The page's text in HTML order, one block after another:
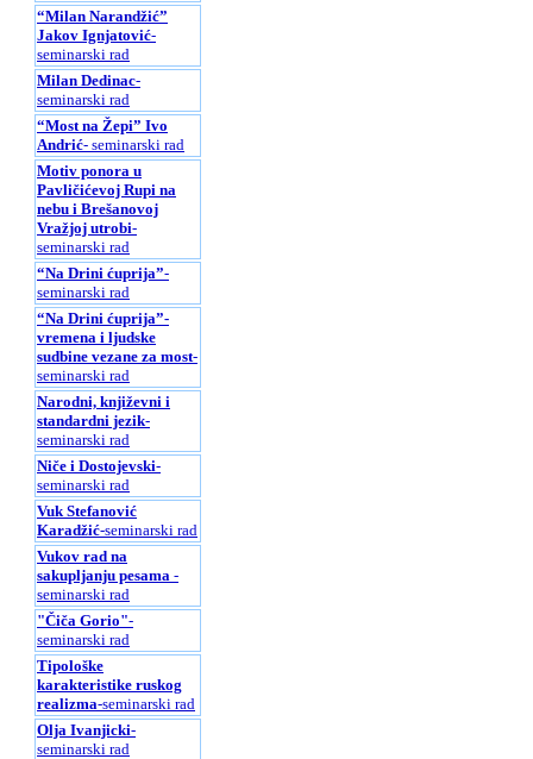
“Milan Narandžić”
Jakov Ignjatović-
seminarski rad
Milan Dedinac-
seminarski rad
“Most na Žepi” Ivo
Andrić- seminarski rad
Motiv ponora u
Pavličićevoj Rupi na
nebu i Brešanovoj
Vražjoj utrobi-
seminarski rad
“Na Drini ćuprija”-
seminarski rad
“Na Drini ćuprija”-
vremena i ljudske
sudbine vezane za most-
seminarski rad
Narodni, književni i
standardni jezik-
seminarski rad
Niče i Dostojevski-
seminarski rad
Vuk Stefanović
Karadžić-seminarski rad
Vukov rad na
sakupljanju pesama -
seminarski rad
"Čiča Gorio"-
seminarski rad
Tipološke
karakteristike ruskog
realizma-seminarski rad
Olja Ivanjicki-
seminarski rad